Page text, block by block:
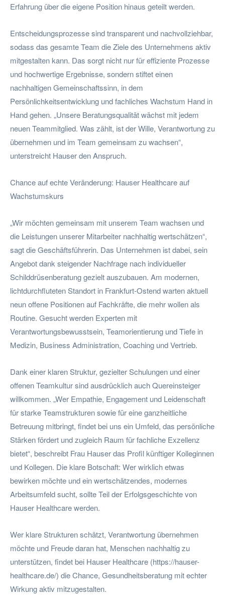
Erfahrung über die eigene Position hinaus geteilt werden.
Entscheidungsprozesse sind transparent und nachvollziehbar,
sodass das gesamte Team die Ziele des Unternehmens aktiv
mitgestalten kann. Das sorgt nicht nur für effiziente Prozesse
und hochwertige Ergebnisse, sondern stiftet einen
nachhaltigen Gemeinschaftssinn, in dem
Persönlichkeitsentwicklung und fachliches Wachstum Hand in
Hand gehen. „Unsere Beratungsqualität wächst mit jedem
neuen Teammitglied. Was zählt, ist der Wille, Verantwortung zu
übernehmen und im Team gemeinsam zu wachsen“,
unterstreicht Hauser den Anspruch.
Chance auf echte Veränderung: Hauser Healthcare auf
Wachstumskurs
„Wir möchten gemeinsam mit unserem Team wachsen und
die Leistungen unserer Mitarbeiter nachhaltig wertschätzen“,
sagt die Geschäftsführerin. Das Unternehmen ist dabei, sein
Angebot dank steigender Nachfrage nach individueller
Schilddrüsenberatung gezielt auszubauen. Am modernen,
lichtdurchfluteten Standort in Frankfurt-Ostend warten aktuell
neun offene Positionen auf Fachkräfte, die mehr wollen als
Routine. Gesucht werden Experten mit
Verantwortungsbewusstsein, Teamorientierung und Tiefe in
Medizin, Business Administration, Coaching und Vertrieb.
Dank einer klaren Struktur, gezielter Schulungen und einer
offenen Teamkultur sind ausdrücklich auch Quereinsteiger
willkommen. „Wer Empathie, Engagement und Leidenschaft
für starke Teamstrukturen sowie für eine ganzheitliche
Betreuung mitbringt, findet bei uns ein Umfeld, das persönliche
Stärken fördert und zugleich Raum für fachliche Exzellenz
bietet“, beschreibt Frau Hauser das Profil künftiger Kolleginnen
und Kollegen. Die klare Botschaft: Wer wirklich etwas
bewirken möchte und ein wertschätzendes, modernes
Arbeitsumfeld sucht, sollte Teil der Erfolgsgeschichte von
Hauser Healthcare werden.
Wer klare Strukturen schätzt, Verantwortung übernehmen
möchte und Freude daran hat, Menschen nachhaltig zu
unterstützen, findet bei Hauser Healthcare (https://hauser-
healthcare.de/) die Chance, Gesundheitsberatung mit echter
Wirkung aktiv mitzugestalten.